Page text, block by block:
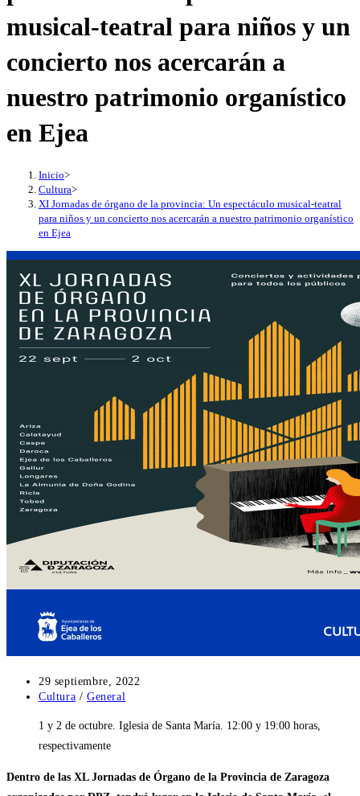
musical-teatral para niños y un
concierto nos acercarán a
nuestro patrimonio organístico
en Ejea
Inicio>
Cultura>
XI Jornadas de órgano de la provincia: Un espectáculo musical-teatral
para niños y un concierto nos acercarán a nuestro patrimonio organístico
en Ejea
Publicación
de
entrada:
29 septiembre, 2022
Categoría
la
entrada:
Cultura / General
1 y 2 de octubre. Iglesia de Santa María. 12:00 y 19:00 horas,
respectivamente
Dentro de las XL Jornadas de Órgano de la Provincia de Zaragoza